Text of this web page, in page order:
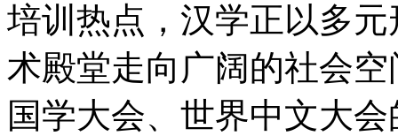
培训热点，汉学正以多
术殿堂走向广阔的社会
国学大会、世界中文大